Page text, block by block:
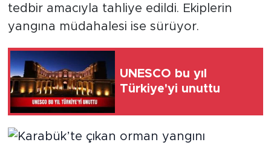
tedbir amacıyla tahliye edildi. Ekiplerin
yangına müdahalesi ise sürüyor.
UNESCO bu yıl
Türkiye'yi unuttu